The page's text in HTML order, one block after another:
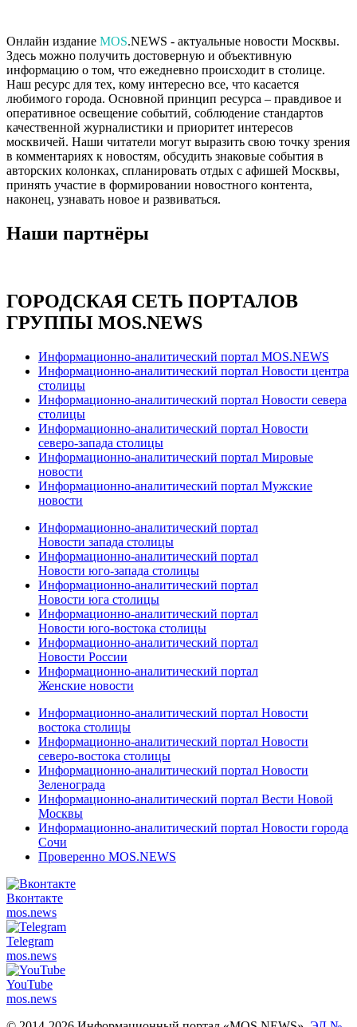
Онлайн издание MOS.NEWS - актуальные новости Москвы.
Здесь можно получить достоверную и объективную
информацию о том, что ежедневно происходит в столице.
Наш ресурс для тех, кому интересно все, что касается
любимого города. Основной принцип ресурса – правдивое и
оперативное освещение событий, соблюдение стандартов
качественной журналистики и приоритет интересов
москвичей. Наши читатели могут выразить свою точку зрения
в комментариях к новостям, обсудить знаковые события в
авторских колонках, спланировать отдых с афишей Москвы,
принять участие в формировании новостного контента,
наконец, узнавать новое и развиваться.
Наши партнёры
ГОРОДСКАЯ СЕТЬ ПОРТАЛОВ
ГРУППЫ MOS.NEWS
Информационно-аналитический портал MOS.NEWS
Информационно-аналитический портал Новости центра
столицы
Информационно-аналитический портал Новости севера
столицы
Информационно-аналитический портал Новости
северо-запада столицы
Информационно-аналитический портал Мировые
новости
Информационно-аналитический портал Мужские
новости
Информационно-аналитический портал
Новости запада столицы
Информационно-аналитический портал
Новости юго-запада столицы
Информационно-аналитический портал
Новости юга столицы
Информационно-аналитический портал
Новости юго-востока столицы
Информационно-аналитический портал
Новости России
Информационно-аналитический портал
Женские новости
Информационно-аналитический портал Новости
востока столицы
Информационно-аналитический портал Новости
северо-востока столицы
Информационно-аналитический портал Новости
Зеленограда
Информационно-аналитический портал Вести Новой
Москвы
Информационно-аналитический портал Новости города
Сочи
Проверенно MOS.NEWS
Вконтакте
mos.news
Telegram
mos.news
YouTube
mos.news